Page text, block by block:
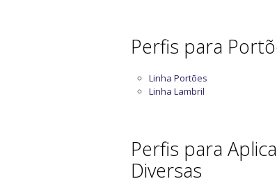
Perfis para
Linha Portões
Linha Lambril
Perfis para
Diversas